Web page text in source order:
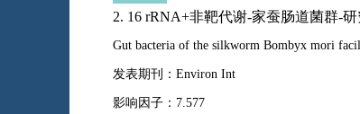
2. 16 rRNA+非靶代谢-家蚕肠道菌群-
Gut bacteria of the silkworm Bombyx mori
发表期刊：Environ Int
影响因子：7.577